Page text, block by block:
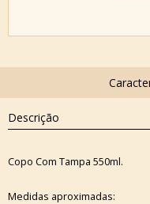
Descrição
Copo Com Tampa 550ml.
Medidas aproximadas: